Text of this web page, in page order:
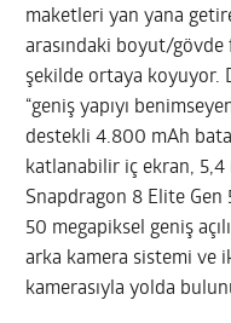
maketleri yan yana
arasındaki boyut/gövde
şekilde ortaya koyuyor.
“geniş yapıyı
destekli 4.800 mAh
katlanabilir iç ekran, 5,4
Snapdragon 8 Elite Gen
50 megapiksel geniş
arka kamera sistemi ve
kamerasıyla yolda